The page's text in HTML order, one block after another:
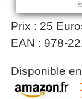
Prix : 25
EAN : 978-
Disponible